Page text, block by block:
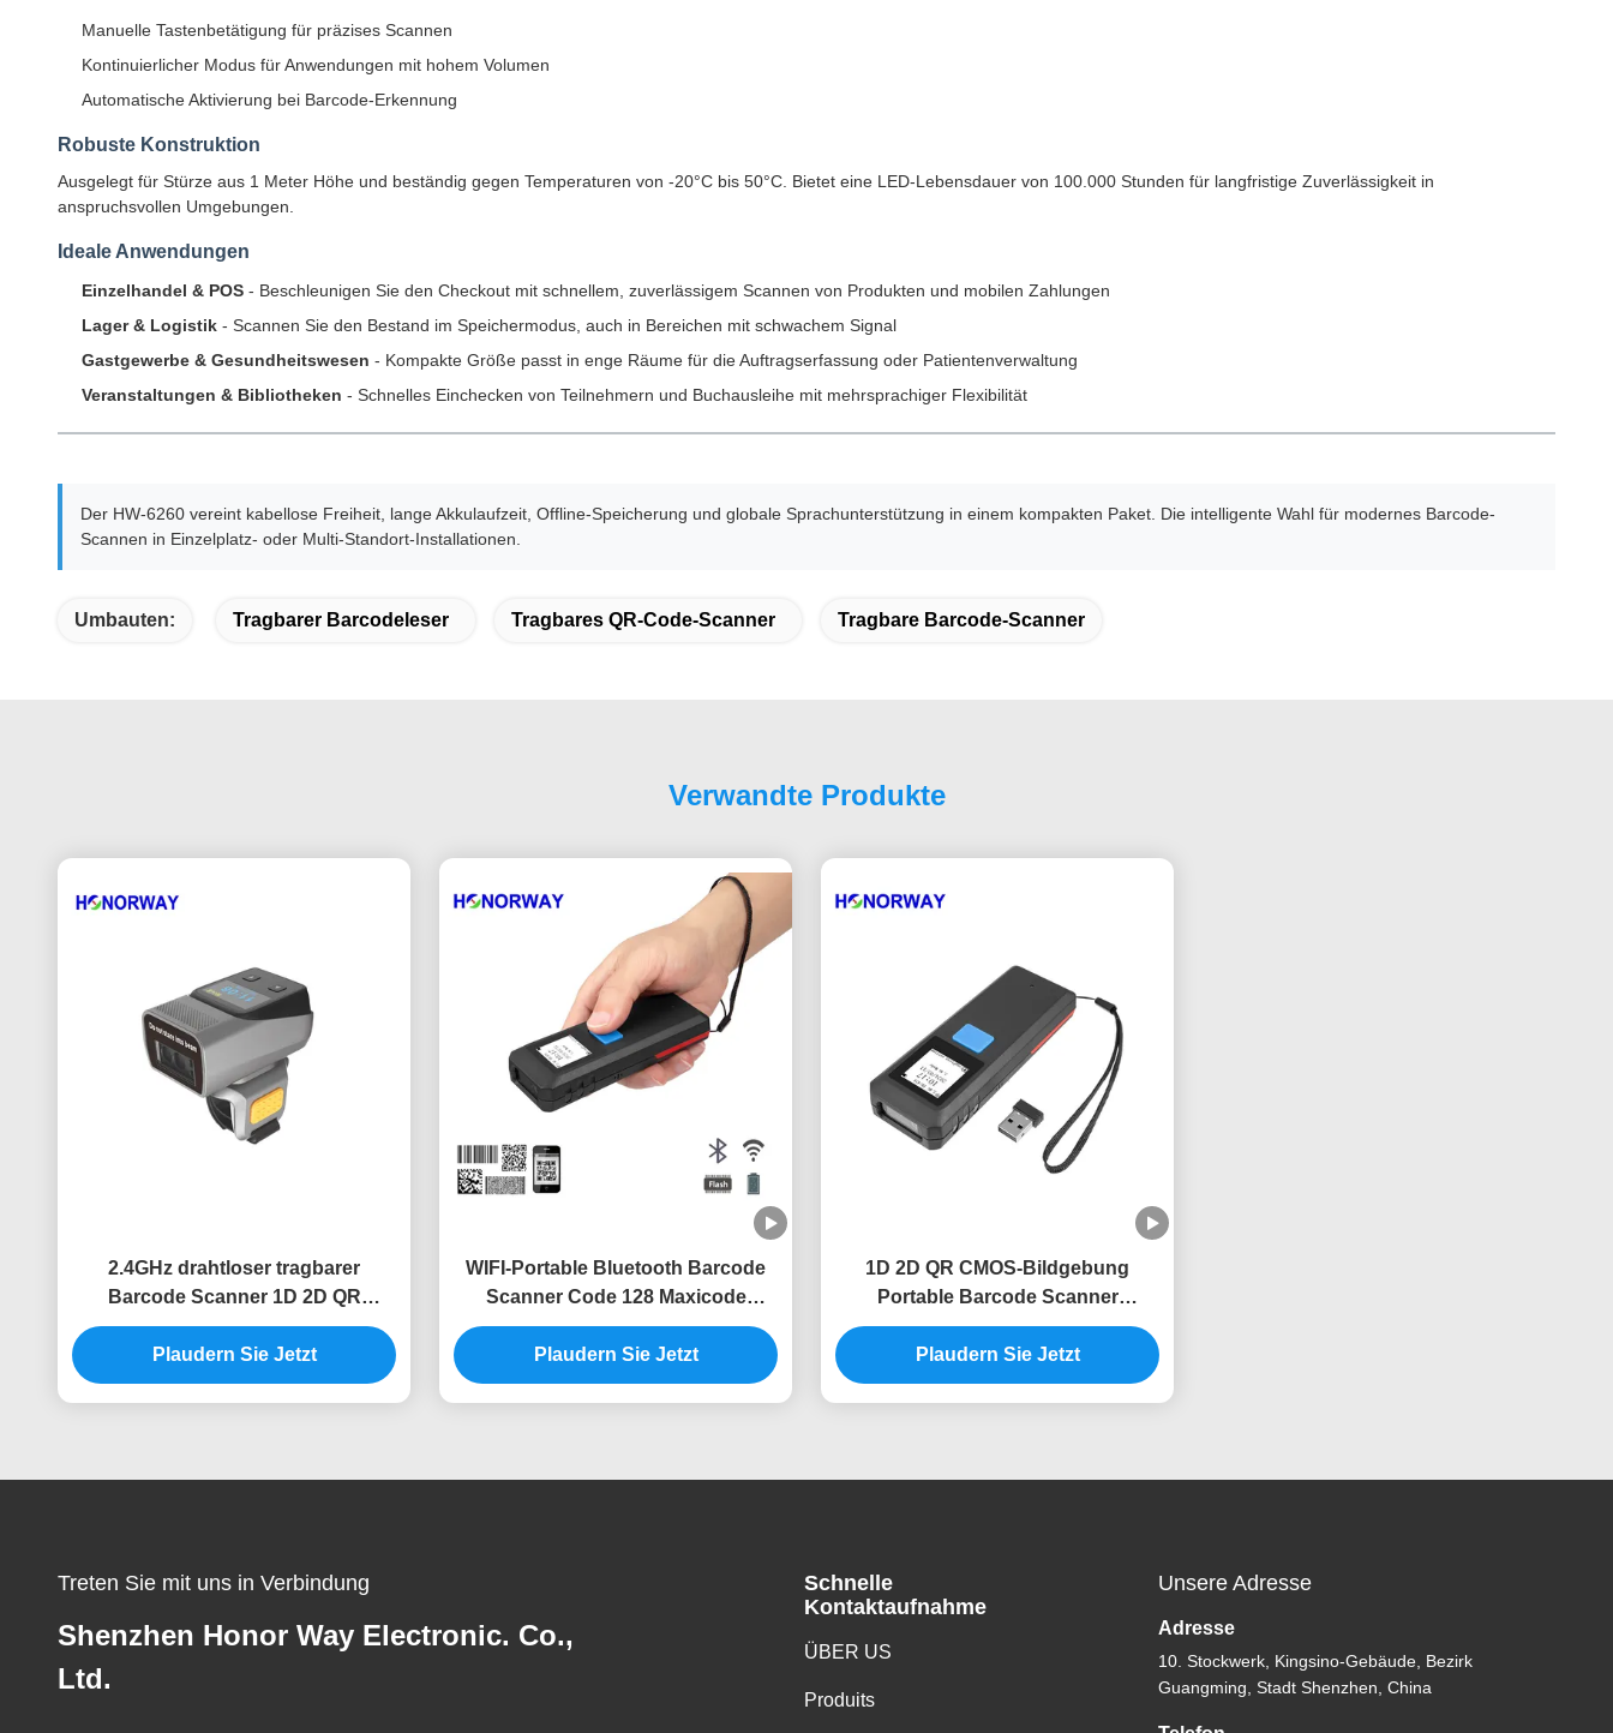
Manuelle Tastenbetätigung für präzises Scannen
Kontinuierlicher Modus für Anwendungen mit hohem Volumen
Automatische Aktivierung bei Barcode-Erkennung
Robuste Konstruktion
Ausgelegt für Stürze aus 1 Meter Höhe und beständig gegen Temperaturen von -20°C bis 50°C. Bietet eine LED-Lebensdauer von 100.000 Stunden für langfristige Zuverlässigkeit in
anspruchsvollen Umgebungen.
Ideale Anwendungen
Einzelhandel & POS - Beschleunigen Sie den Checkout mit schnellem, zuverlässigem Scannen von Produkten und mobilen Zahlungen
Lager & Logistik - Scannen Sie den Bestand im Speichermodus, auch in Bereichen mit schwachem Signal
Gastgewerbe & Gesundheitswesen - Kompakte Größe passt in enge Räume für die Auftragserfassung oder Patientenverwaltung
Veranstaltungen & Bibliotheken - Schnelles Einchecken von Teilnehmern und Buchausleihe mit mehrsprachiger Flexibilität
Der HW-6260 vereint kabellose Freiheit, lange Akkulaufzeit, Offline-Speicherung und globale Sprachunterstützung in einem kompakten Paket. Die intelligente Wahl für modernes Barcode-
Scannen in Einzelplatz- oder Multi-Standort-Installationen.
Umbauten: Tragbarer Barcodeleser Tragbares QR-Code-Scanner Tragbare Barcode-Scanner
Verwandte Produkte
2.4GHz drahtloser tragbarer
Barcode Scanner 1D 2D QR
Tragbarer für Lagerbestände
Plaudern Sie Jetzt
WIFI-Portable Bluetooth Barcode
Scanner Code 128 Maxicode
Barcode Reader für die
Bestandsaufnahme
Plaudern Sie Jetzt
1D 2D QR CMOS-Bildgebung
Portable Barcode Scanner
Handheld 2,4 GHz drahtloses
Bluetooth
Plaudern Sie Jetzt
Treten Sie mit uns in Verbindung
Shenzhen Honor Way Electronic. Co.,
Ltd.
Schnelle
Kontaktaufnahme
ÜBER US
Produits
Unsere Adresse
Adresse
10. Stockwerk, Kingsino-Gebäude, Bezirk
Guangming, Stadt Shenzhen, China